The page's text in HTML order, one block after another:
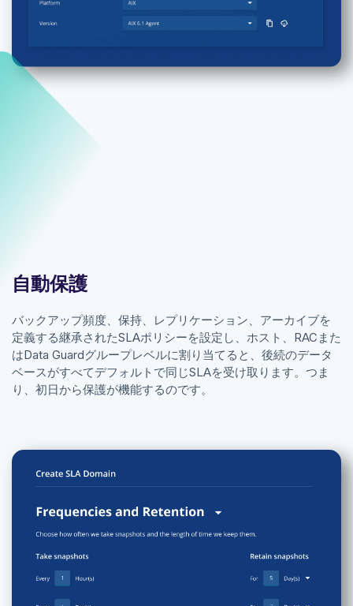
自動保護
バックアップ頻度、保持、レプリケーション、アーカイブを
定義する継承されたSLAポリシーを設定し、ホスト、RACまた
はData Guardグループレベルに割り当てると、後続のデータ
ベースがすべてデフォルトで同じSLAを受け取ります。つま
り、初日から保護が機能するのです。